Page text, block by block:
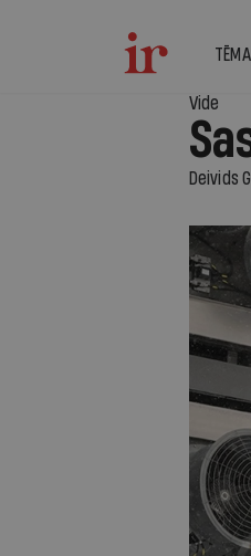
Vide
Deivids